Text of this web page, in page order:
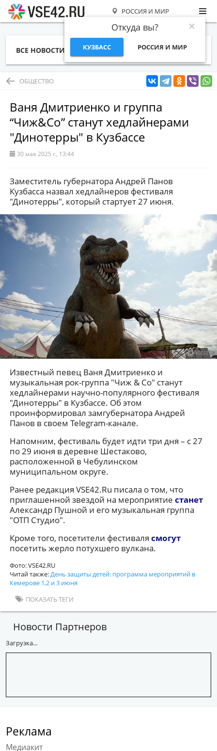
РОССИЯ И МИР
Откуда вы?
КУЗБАСС РОССИЯ И МИР
ВСЕ НОВОСТИ СТАТЬИ ТЕМЫ ФОТО
ОБЩЕСТВО
Ваня Дмитриенко и группа
“Чиж&Co” станут хедлайнерами
"Динотерры" в Кузбассе
30 мая 2025 г., 13:44
Заместитель губернатора Андрей Панов
Кузбасса назвал хедлайнеров фестиваля
"Динотерры", который стартует 27 июня.
Известный певец Ваня Дмитриенко и
музыкальная рок-группа "Чиж & Co" станут
хедлайнерами научно-популярного фестиваля
"Динотерры" в Кузбассе. Об этом
проинформировал замгубернатора Андрей
Панов в своем Telegram-канале.
Напомним, фестиваль будет идти три дня – с 27
по 29 июня в деревне Шестаково,
расположенной в Чебулинском
муниципальном округе.
Ранее редакция VSE42.Ru писала о том, что
приглашенной звездой на мероприятие станет
Александр Пушной и его музыкальная группа
"ОТП Студио".
Кроме того, посетители фестиваля смогут
посетить жерло потухшего вулкана.
Фото: VSE42.RU
Читай также: День защиты детей: программа мероприятий в
Кемерове 1,2 и 3 июня
ПОКАЗАТЬ ТЕГИ
Новости Партнеров
Загрузка...
Реклама
Медиакит